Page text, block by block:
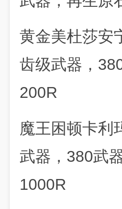
黄金美杜莎安
齿级武器，
200R
魔王困顿卡利
武器，380武
1000R